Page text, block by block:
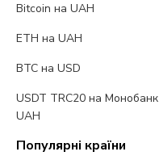
Bitcoin на UAH
ETH на UAH
BTC на USD
USDT TRC20 на Монобанк
UAH
Популярні країни